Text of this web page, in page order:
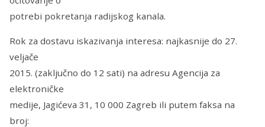
potrebi pokretanja radijskog kanala.
Rok za dostavu iskazivanja interesa: najkasnije do 27.
veljače
2015. (zaključno do 12 sati) na adresu Agencija za
elektroničke
medije, Jagićeva 31, 10 000 Zagreb ili putem faksa na
broj: